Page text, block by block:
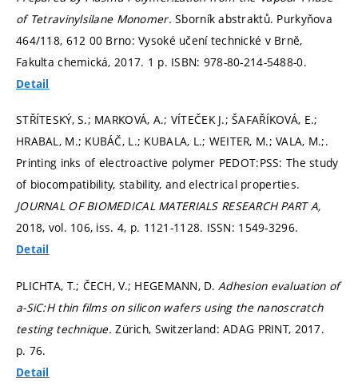
of Tetravinylsilane Monomer.Sborník abstraktů. Purkyňova
464/118, 612 00 Brno: Vysoké učení technické v Brně,
Fakulta chemická, 2017. 1 p. ISBN: 978-80-214-5488-0.
Detail
STŘÍTESKÝ, S.; MARKOVÁ, A.; VÍTEČEK J.; ŠAFAŘÍKOVÁ, E.;
HRABAL, M.; KUBÁČ, L.; KUBALA, L.; WEITER, M.; VALA, M.;.
Printing inks of electroactive polymer PEDOT:PSS: The study
of biocompatibility, stability, and electrical properties.
JOURNAL OF BIOMEDICAL MATERIALS RESEARCH PART A,
2018, vol. 106, iss. 4, p. 1121-1128. ISSN: 1549-3296.
Detail
PLICHTA, T.; ČECH, V.; HEGEMANN, D.Adhesion evaluation of
a-SiC:H thin films on silicon wafers using the nanoscratch
testing technique.Zürich, Switzerland: ADAG PRINT, 2017.
p. 76.
Detail